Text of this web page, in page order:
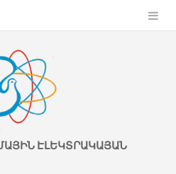
ԷԼԵԿՏՐԱԿԱՅԱՆ